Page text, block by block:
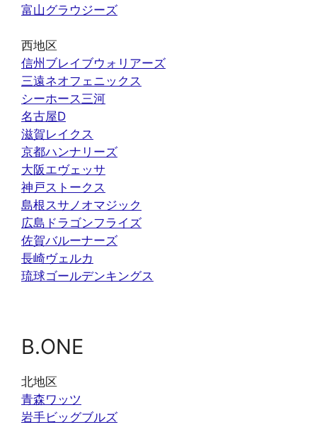
富山グラウジーズ
西地区
信州ブレイブウォリアーズ
三遠ネオフェニックス
シーホース三河
名古屋D
滋賀レイクス
京都ハンナリーズ
大阪エヴェッサ
神戸ストークス
島根スサノオマジック
広島ドラゴンフライズ
佐賀バルーナーズ
長崎ヴェルカ
琉球ゴールデンキングス
B.ONE
北地区
青森ワッツ
岩手ビッグブルズ